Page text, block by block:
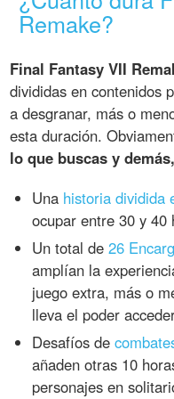
Remake?
Final Fantasy VII
divididas en contenidos
a desgranar, más o
esta duración.
lo que buscas y
Una historia dividida
ocupar entre 30 y
Un total de26
amplían la
juego extra, más o
lleva el poder
Desafíos de
añaden otras 10
personajes en